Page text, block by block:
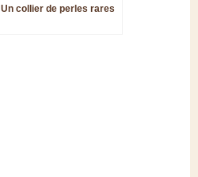
Un collier de perles rares